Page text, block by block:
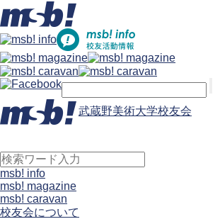
武蔵野美術大学校友会
msb! info
msb! magazine
msb! caravan
校友会について